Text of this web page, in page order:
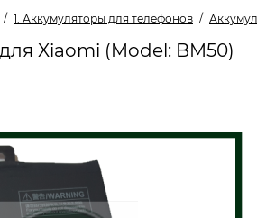
1. Аккумуляторы для телефонов
Xiaomi (Model: BM50)